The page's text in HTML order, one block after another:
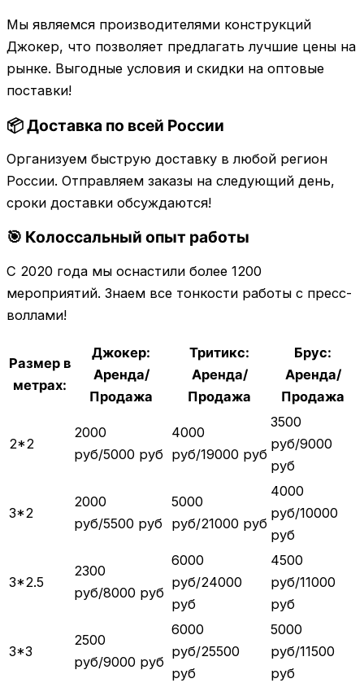
Мы являемся производителями конструкций
Джокер, что позволяет предлагать лучшие цены на
рынке. Выгодные условия и скидки на оптовые
поставки!
📦 Доставка по всей России
Организуем быструю доставку в любой регион
России. Отправляем заказы на следующий день,
сроки доставки обсуждаются!
🎯 Колоссальный опыт работы
С 2020 года мы оснастили более 1200
мероприятий. Знаем все тонкости работы с пресс-
воллами!
Размер в
метрах:
Джокер:
Аренда/
Продажа
Тритикс:
Аренда/
Продажа
Брус:
Аренда/
Продажа
2*2
2000
руб/5000 руб
4000
руб/19000 руб
3500
руб/9000
руб
3*2
2000
руб/5500 руб
5000
руб/21000 руб
4000
руб/10000
руб
3*2.5
2300
руб/8000 руб
6000
руб/24000
руб
4500
руб/11000
руб
3*3
2500
руб/9000 руб
6000
руб/25500
руб
5000
руб/11500
руб